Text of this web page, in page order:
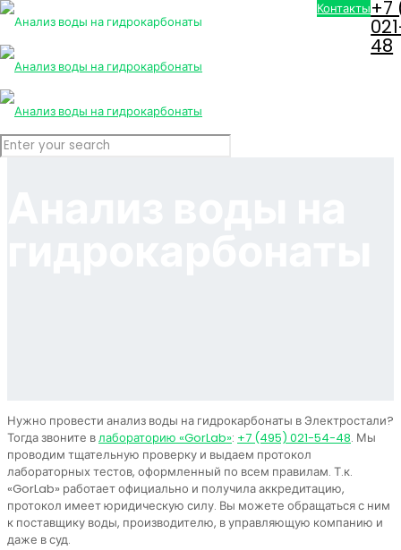
Контакты+7
48
Нужно провести анализ воды на гидрокарбонаты в Электростали?
Тогда звоните влабораторию «GorLab»: +7 (495) 021-54-48. Мы
проводим тщательную проверку и выдаем протокол
лабораторных тестов, оформленный по всем правилам. Т.к.
«GorLab» работает официально и получила аккредитацию,
протокол имеет юридическую силу. Вы можете обращаться с ним
к поставщику воды, производителю, в управляющую компанию и
даже в суд.